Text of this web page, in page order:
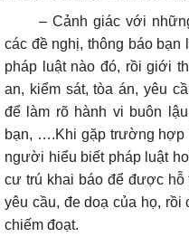
– Cảnh giác với
các đề nghị, thông báo bạn
pháp luật nào đó, rồi giới
an, kiểm sát, tòa án, yêu
để làm rõ hành vi buôn
bạn, ….Khi gặp trường hợp
người hiểu biết pháp luật
cư trú khai báo để được
yêu cầu, đe doạ của họ, rồi
chiếm đoạt.